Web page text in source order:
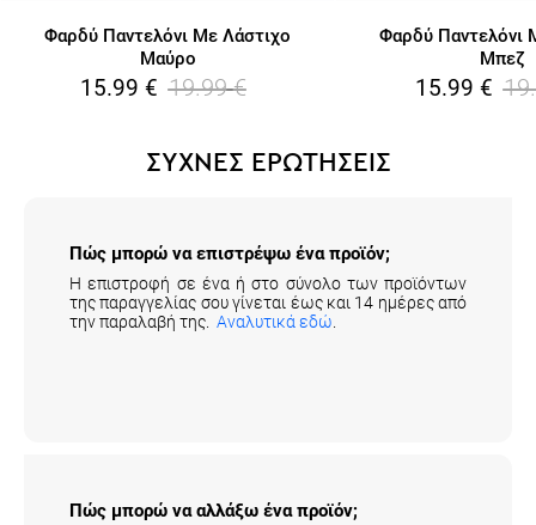
Φαρδύ Παντελόνι Με Λάστιχο
Μαύρο
15.99 € 19.99 €
Φαρδύ Παντελόνι
Μπεζ
15.99 €
ΣΥΧΝΕΣ ΕΡΩΤΗΣΕΙΣ
Πώς μπορώ να επιστρέψω ένα προϊόν;
Η επιστροφή σε ένα ή στο σύνολο των προϊόντων
της παραγγελίας σου γίνεται έως και 14 ημέρες από
την παραλαβή της. Αναλυτικά εδώ
Πώς μπορώ να αλλάξω ένα προϊόν;